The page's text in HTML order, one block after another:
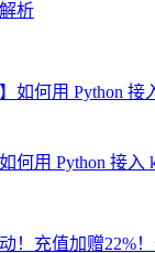
析
何用 Python 接入